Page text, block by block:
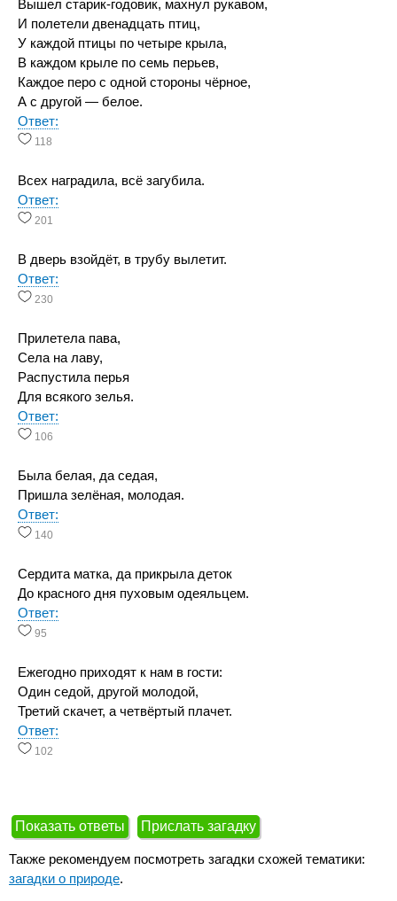
Вышел старик-годовик, махнул рукавом,
И полетели двенадцать птиц,
У каждой птицы по четыре крыла,
В каждом крыле по семь перьев,
Каждое перо с одной стороны чёрное,
А с другой — белое.
Ответ:
118
Всех наградила, всё загубила.
Ответ:
201
В дверь взойдёт, в трубу вылетит.
Ответ:
230
Прилетела пава,
Села на лаву,
Распустила перья
Для всякого зелья.
Ответ:
106
Была белая, да седая,
Пришла зелёная, молодая.
Ответ:
140
Сердита матка, да прикрыла деток
До красного дня пуховым одеяльцем.
Ответ:
95
Ежегодно приходят к нам в гости:
Один седой, другой молодой,
Третий скачет, а четвёртый плачет.
Ответ:
102
Показать ответы Прислать загадку
Также рекомендуем посмотреть загадки схожей тематики:
загадки о природе.